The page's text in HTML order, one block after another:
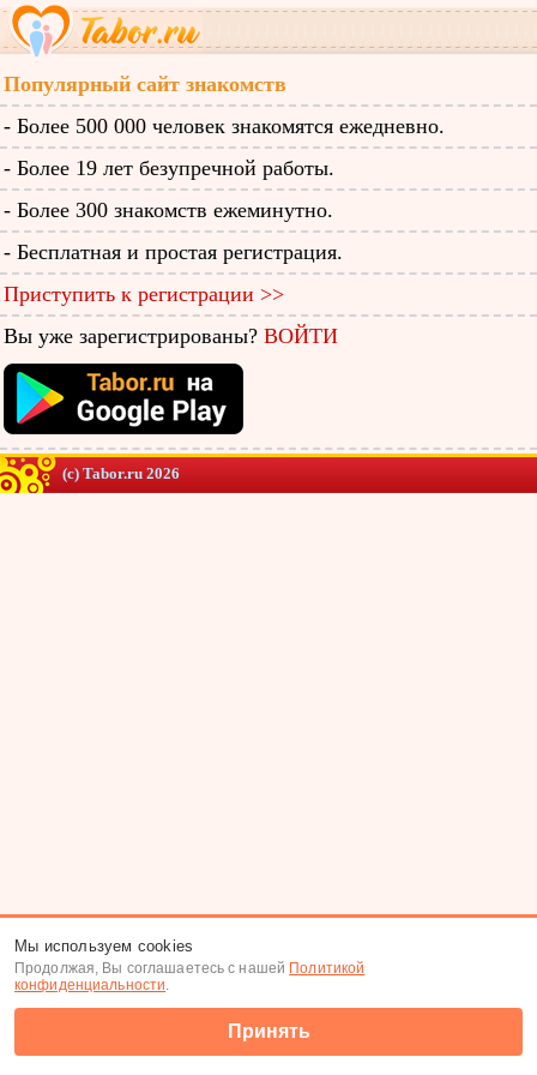
Популярный сайт знакомств
- Более 500 000 человек знакомятся ежедневно.
- Более 19 лет безупречной работы.
- Более 300 знакомств ежеминутно.
- Бесплатная и простая регистрация.
Приступить к регистрации >>
Вы уже зарегистрированы? ВОЙТИ
(c) Tabor.ru 2026
Мы используем cookies
Продолжая, Вы соглашаетесь с нашей Политикой
конфиденциальности.
Принять